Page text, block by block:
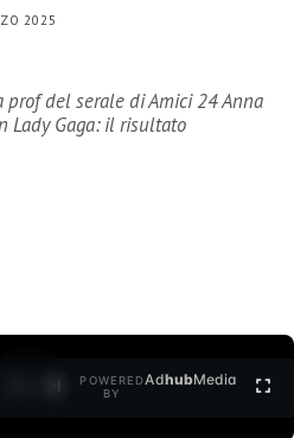
2025
del serale di Amici 24 Anna
Lady Gaga: il risultato
POWERED
BY
AdhubMedia